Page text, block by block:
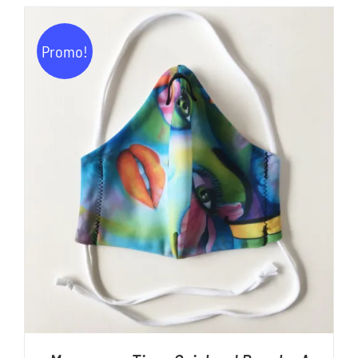
initial
11,00€.
actuel
est :
5,00€.
Promo!
AJOUTER AU PANIER / DÉTAILS